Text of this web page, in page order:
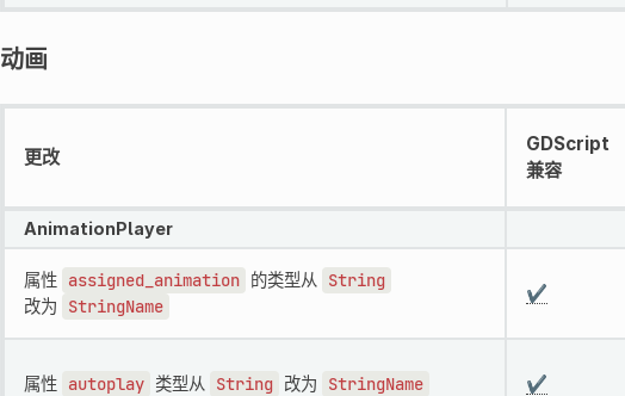
动画
更改
GDScript
兼容
AnimationPlayer
属性 assigned_animation 的类型从 String
改为 StringName
✔️
属性 autoplay 类型从 String 改为 StringName ✔️